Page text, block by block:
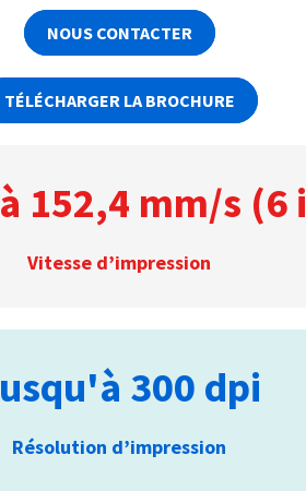
NOUS CONTACTER
TÉLÉCHARGER LA BROCHURE
152,4 mm/s (6
Vitesse d’impression
300 dpi
Résolution d’impression